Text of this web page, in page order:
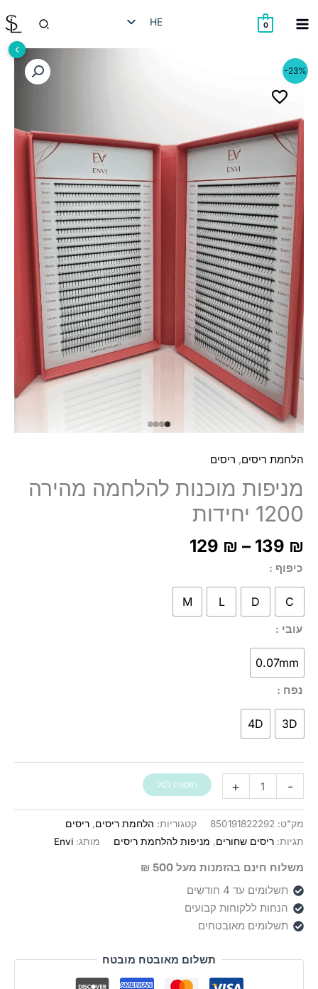
לתוכן
0
HE
חיפוש
-23%
הלחמת ריסים, ריסים
מניפות מוכנות להלחמה מהירה
1200 יחידות
129 ₪ – 139 ₪
כיפוף
C
D
L
M
עובי
0.07mm
נפח
3D
4D
-
של
מניפות
מהירה
1200
יחידות
+ הוספה לסל
מק"ט: 850191822292 קטגוריות: הלחמת ריסים, ריסים
תגיות: ריסים שחורים, מניפות להלחמת ריסים מותג: Envi
משלוח חינם בהזמנות מעל 500 ₪
תשלומים עד 4 חודשים
הנחות ללקוחות קבועים
תשלומים מאובטחים
תשלום מאובטח מובטח